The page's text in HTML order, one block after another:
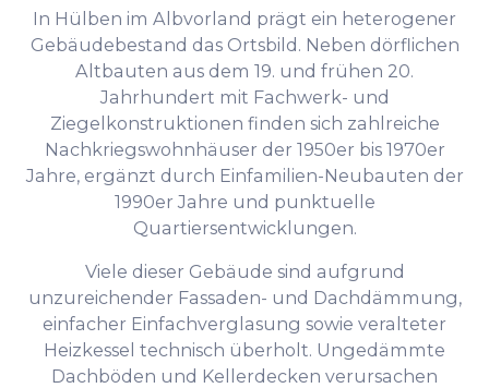
In Hülben im Albvorland prägt ein heterogener
Gebäudebestand das Ortsbild. Neben dörflichen
Altbauten aus dem 19. und frühen 20.
Jahrhundert mit Fachwerk- und
Ziegelkonstruktionen finden sich zahlreiche
Nachkriegswohnhäuser der 1950er bis 1970er
Jahre, ergänzt durch Einfamilien-Neubauten der
1990er Jahre und punktuelle
Quartiersentwicklungen.
Viele dieser Gebäude sind aufgrund
unzureichender Fassaden- und Dachdämmung,
einfacher Einfachverglasung sowie veralteter
Heizkessel technisch überholt. Ungedämmte
Dachböden und Kellerdecken verursachen